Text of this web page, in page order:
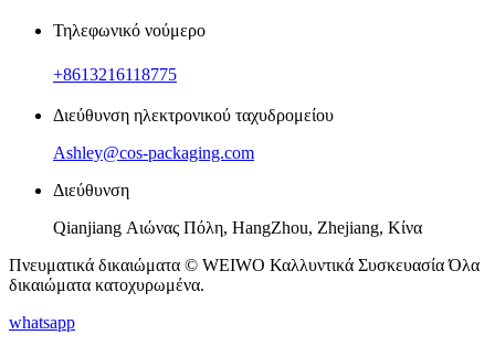
Τηλεφωνικό νούμερο
+8613216118775
Διεύθυνση ηλεκτρονικού ταχυδρομείου
Ashley@cos-packaging.com
Διεύθυνση
Qianjiang Αιώνας Πόλη, HangZhou, Zhejiang, Κίνα
Πνευματικά δικαιώματα © WEIWO Καλλυντικά Συσκευασία Όλα
δικαιώματα κατοχυρωμένα.
whatsapp